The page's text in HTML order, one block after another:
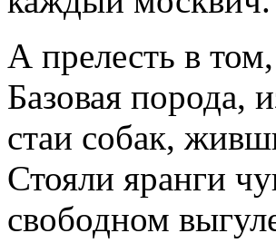
А прелесть в
Базовая порода,
стаи собак,
Стояли яранги
свободном